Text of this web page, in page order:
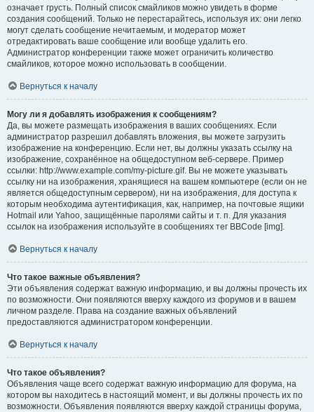
означает грусть. Полный список смайликов можно увидеть в форме
создания сообщений. Только не перестарайтесь, используя их: они легко
могут сделать сообщение нечитаемым, и модератор может
отредактировать ваше сообщение или вообще удалить его.
Администратор конференции также может ограничить количество
смайликов, которое можно использовать в сообщении.
Вернуться к началу
Могу ли я добавлять изображения к сообщениям?
Да, вы можете размещать изображения в ваших сообщениях. Если
администратор разрешил добавлять вложения, вы можете загрузить
изображение на конференцию. Если нет, вы должны указать ссылку на
изображение, сохранённое на общедоступном веб-сервере. Пример
ссылки: http://www.example.com/my-picture.gif. Вы не можете указывать
ссылку ни на изображения, хранящиеся на вашем компьютере (если он не
является общедоступным сервером), ни на изображения, для доступа к
которым необходима аутентификация, как, например, на почтовые ящики
Hotmail или Yahoo, защищённые паролями сайты и т. п. Для указания
ссылок на изображения используйте в сообщениях тег BBCode [img].
Вернуться к началу
Что такое важные объявления?
Эти объявления содержат важную информацию, и вы должны прочесть их
по возможности. Они появляются вверху каждого из форумов и в вашем
личном разделе. Права на создание важных объявлений
предоставляются администратором конференции.
Вернуться к началу
Что такое объявления?
Объявления чаще всего содержат важную информацию для форума, на
котором вы находитесь в настоящий момент, и вы должны прочесть их по
возможности. Объявления появляются вверху каждой страницы форума,